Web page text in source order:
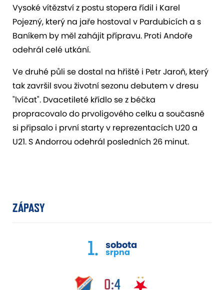
Vysoké vítězství z postu stopera řídil i Karel
Pojezný, který na jaře hostoval v Pardubicích a s
Baníkem by měl zahájit přípravu. Proti Andoře
odehrál celé utkání.
Ve druhé půli se dostal na hřiště i Petr Jaroň, který
tak završil svou životní sezonu debutem v dresu
"lvíčat". Dvacetileté křídlo se z béčka
propracovalo do prvoligového celku a současně
si připsalo i první starty v reprezentacích U20 a
U21. S Andorrou odehrál posledních 26 minut.
ZÁPASY
1. sobota
srpna
0:4